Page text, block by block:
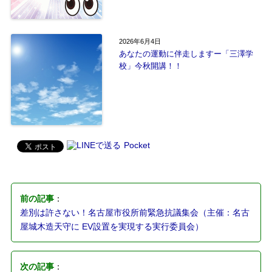
2026年6月4日
あなたの運動に伴走しますー「三澤学
校」今秋開講！！
Pocket
前の記事：
差別は許さない！名古屋市役所前緊急抗議集会（主催：名古
屋城木造天守に EV設置を実現する実行委員会）
次の記事：